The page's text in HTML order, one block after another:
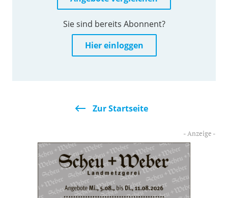
Sie sind bereits Abonnent?
Hier einloggen
Zur Startseite